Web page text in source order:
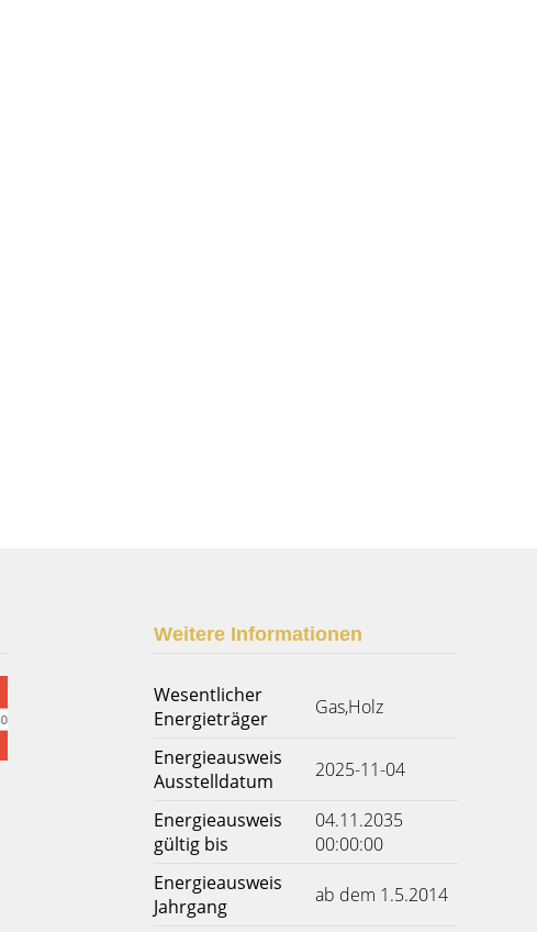
Weitere Informationen
Wesentlicher
Energieträger
Gas,Holz
Energieausweis
Ausstelldatum
2025-11-04
Energieausweis
gültig bis
04.11.2035
00:00:00
Energieausweis
Jahrgang
ab dem 1.5.2014